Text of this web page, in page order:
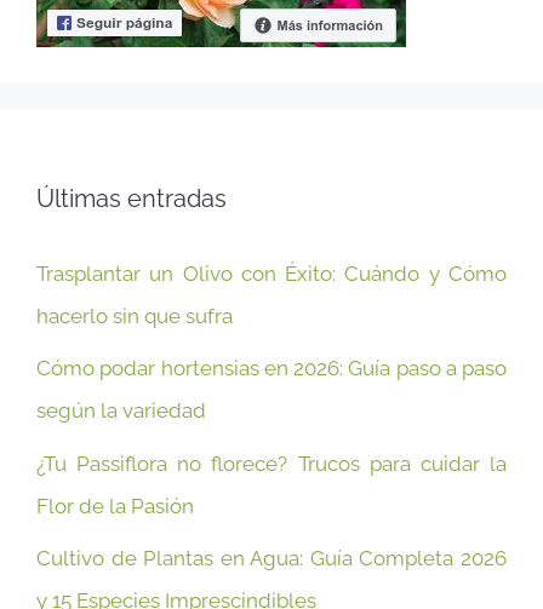
Últimas entradas
Trasplantar un Olivo con Éxito: Cuándo y Cómo
hacerlo sin que sufra
Cómo podar hortensias en 2026: Guía paso a paso
según la variedad
¿Tu Passiflora no florece? Trucos para cuidar la
Flor de la Pasión
Cultivo de Plantas en Agua: Guía Completa 2026
y 15 Especies Imprescindibles